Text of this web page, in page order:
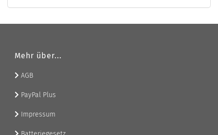
Mehr über...
AGB
PayPal Plus
Impressum